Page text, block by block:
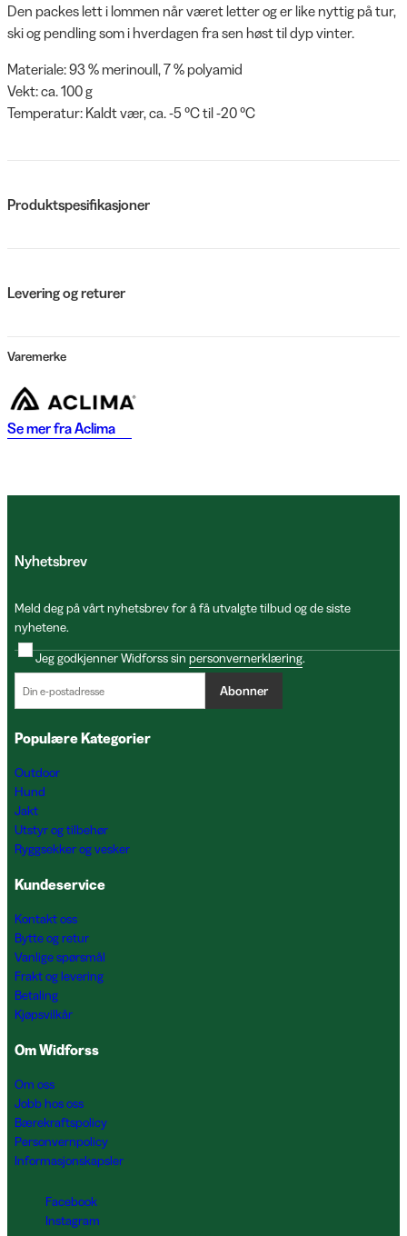
Den packes lett i lommen når været letter og er like nyttig på tur,
ski og pendling som i hverdagen fra sen høst til dyp vinter.
Materiale: 93 % merinoull, 7 % polyamid
Vekt: ca. 100 g
Temperatur: Kaldt vær, ca. -5 °C til -20 °C
Produktspesifikasjoner
Levering og returer
Varemerke
Se mer fraAclima
Nyhetsbrev
Meld deg på vårt nyhetsbrev for å få utvalgte tilbud og de siste
nyhetene.
Jeg godkjenner Widforss sin personvernerklæring.
Abonner
Populære Kategorier
Outdoor
Hund
Jakt
Utstyr og tilbehør
Ryggsekker og vesker
Kundeservice
Kontakt oss
Bytte og retur
Vanlige spørsmål
Frakt og levering
Betaling
Kjøpsvilkår
Om Widforss
Om oss
Jobb hos oss
Bærekraftspolicy
Personvernpolicy
Informasjonskapsler
Facebook
Instagram